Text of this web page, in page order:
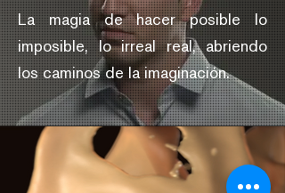
La magia de hacer posible lo
imposible, lo irreal real, abriendo
los caminos de la imaginación.